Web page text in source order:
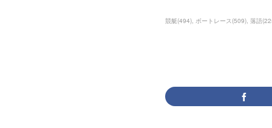
競艇(494) ボートレース (509) 落語(